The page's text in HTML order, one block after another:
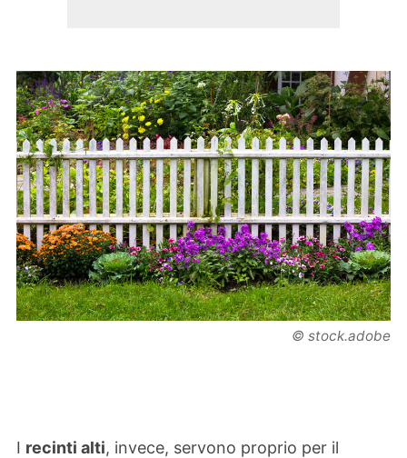
© stock.adobe
I recinti alti, invece, servono proprio per il